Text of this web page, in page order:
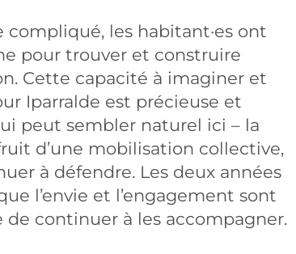
les habitant·es ont
pour trouver et construire
Cette capacité à imaginer et
Iparralde est précieuse et
peut sembler naturel ici – la
d’une mobilisation collective,
à défendre. Les deux années
l’envie et l’engagement sont
de continuer à les accompagner.